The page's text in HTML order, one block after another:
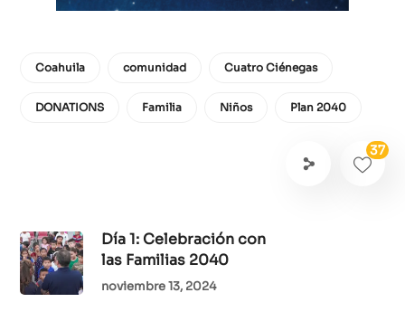
Coahuila comunidad Cuatro Ciénegas
DONATIONS Familia Niños Plan 2040
37
Día 1: Celebración con
las Familias 2040
noviembre 13, 2024